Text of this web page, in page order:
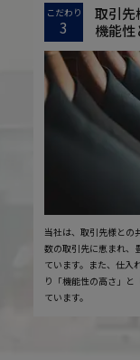
こだわり
3
取引先
機能
当社は、取引先様との
数の取引先に恵まれ、
ています。また、仕入
り「機能性の高さ」と
ています。